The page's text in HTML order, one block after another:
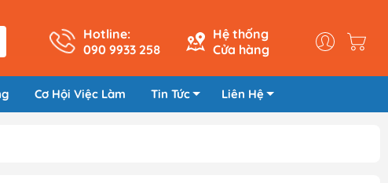
Hotline:
090 9933 258
Hệ thống
Cửa hàng
Cơ Hội Việc Làm Tin Tức Liên Hệ